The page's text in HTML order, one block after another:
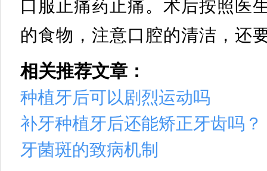
口服止痛药止痛。术后按照医
的食物，注意口腔的清洁，还
相关推荐文章：
种植牙后可以剧烈运动吗
补牙种植牙后还能矫正牙齿吗？
牙菌斑的致病机制